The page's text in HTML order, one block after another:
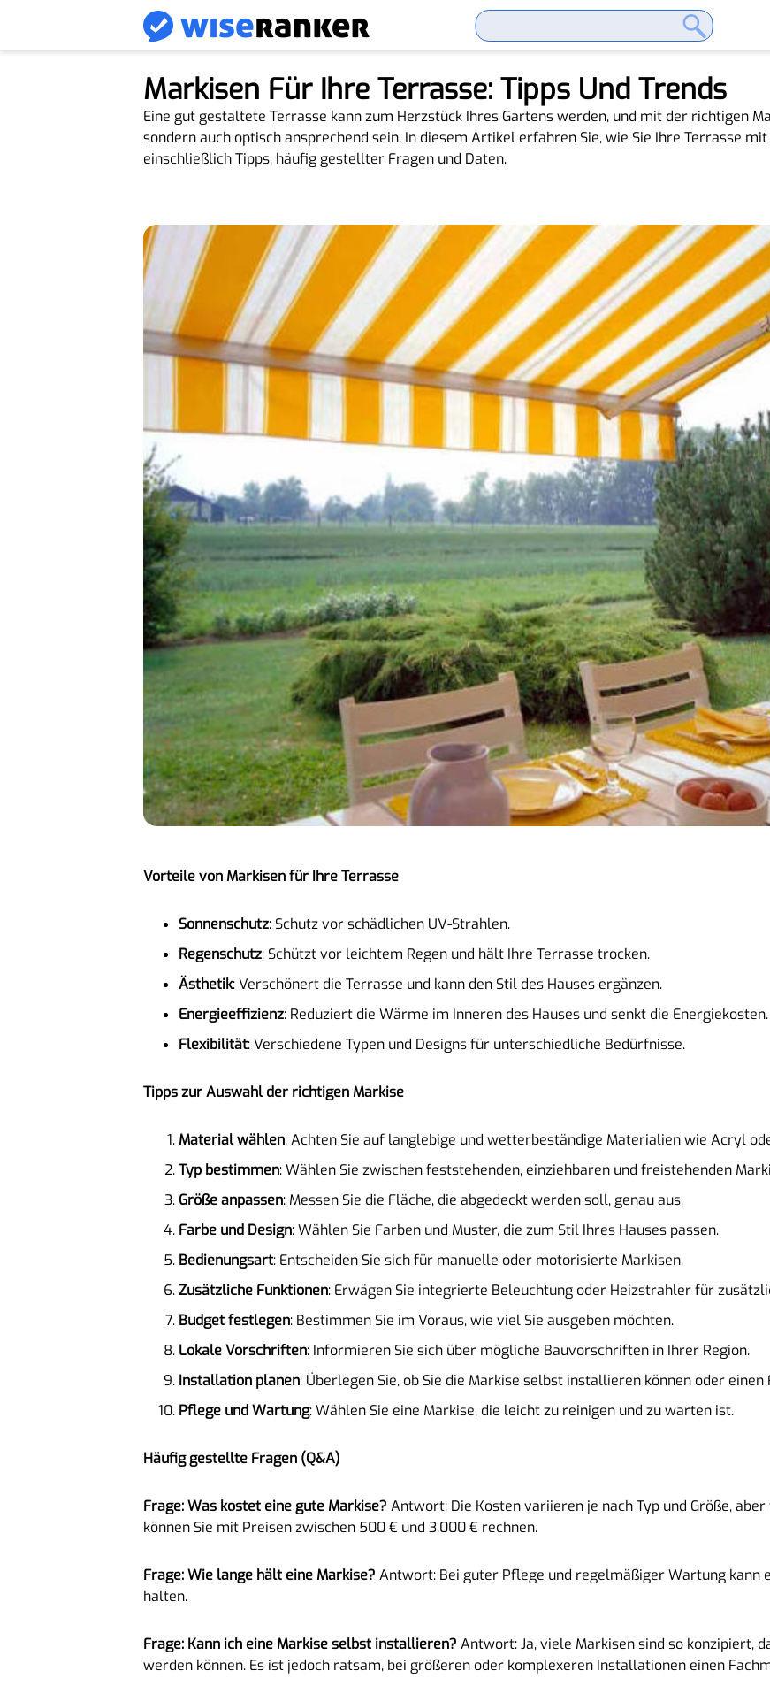
Markisen Für Ihre Terrasse: Tipps Und Trends
Eine gut gestaltete Terrasse kann zum Herzstück Ihres Gartens werden, und mit der richtigen
sondern auch optisch ansprechend sein. In diesem Artikel erfahren Sie, wie Sie Ihre Terrasse
einschließlich Tipps, häufig gestellter Fragen und Daten.
Vorteile von Markisen für Ihre Terrasse
Sonnenschutz: Schutz vor schädlichen UV-Strahlen.
Regenschutz: Schützt vor leichtem Regen und hält Ihre Terrasse trocken.
Ästhetik: Verschönert die Terrasse und kann den Stil des Hauses ergänzen.
Energieeffizienz: Reduziert die Wärme im Inneren des Hauses und senkt die Energiekosten.
Flexibilität: Verschiedene Typen und Designs für unterschiedliche Bedürfnisse.
Tipps zur Auswahl der richtigen Markise
Material wählen: Achten Sie auf langlebige und wetterbeständige Materialien wie Acryl
Typ bestimmen: Wählen Sie zwischen feststehenden, einziehbaren und freistehenden
Größe anpassen: Messen Sie die Fläche, die abgedeckt werden soll, genau aus.
Farbe und Design: Wählen Sie Farben und Muster, die zum Stil Ihres Hauses passen.
Bedienungsart: Entscheiden Sie sich für manuelle oder motorisierte Markisen.
Zusätzliche Funktionen: Erwägen Sie integrierte Beleuchtung oder Heizstrahler für
Budget festlegen: Bestimmen Sie im Voraus, wie viel Sie ausgeben möchten.
Lokale Vorschriften: Informieren Sie sich über mögliche Bauvorschriften in Ihrer Region.
Installation planen: Überlegen Sie, ob Sie die Markise selbst installieren können oder
Pflege und Wartung: Wählen Sie eine Markise, die leicht zu reinigen und zu warten ist.
Häufig gestellte Fragen (Q&A)
Frage: Was kostet eine gute Markise? Antwort: Die Kosten variieren je nach Typ und Größe,
können Sie mit Preisen zwischen 500 € und 3.000 € rechnen.
Frage: Wie lange hält eine Markise? Antwort: Bei guter Pflege und regelmäßiger Wartung kann
halten.
Frage: Kann ich eine Markise selbst installieren? Antwort: Ja, viele Markisen sind so konzipiert,
werden können. Es ist jedoch ratsam, bei größeren oder komplexeren Installationen einen